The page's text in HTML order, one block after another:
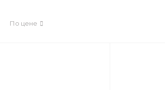
По цене